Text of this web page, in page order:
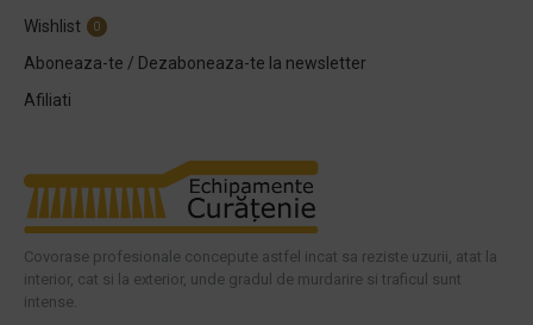
Wishlist
0
Aboneaza-te / Dezaboneaza-te la newsletter
Afiliati
Covorase profesionale concepute astfel incat sa reziste uzurii, atat la
interior, cat si la exterior, unde gradul de murdarire si traficul sunt
intense.